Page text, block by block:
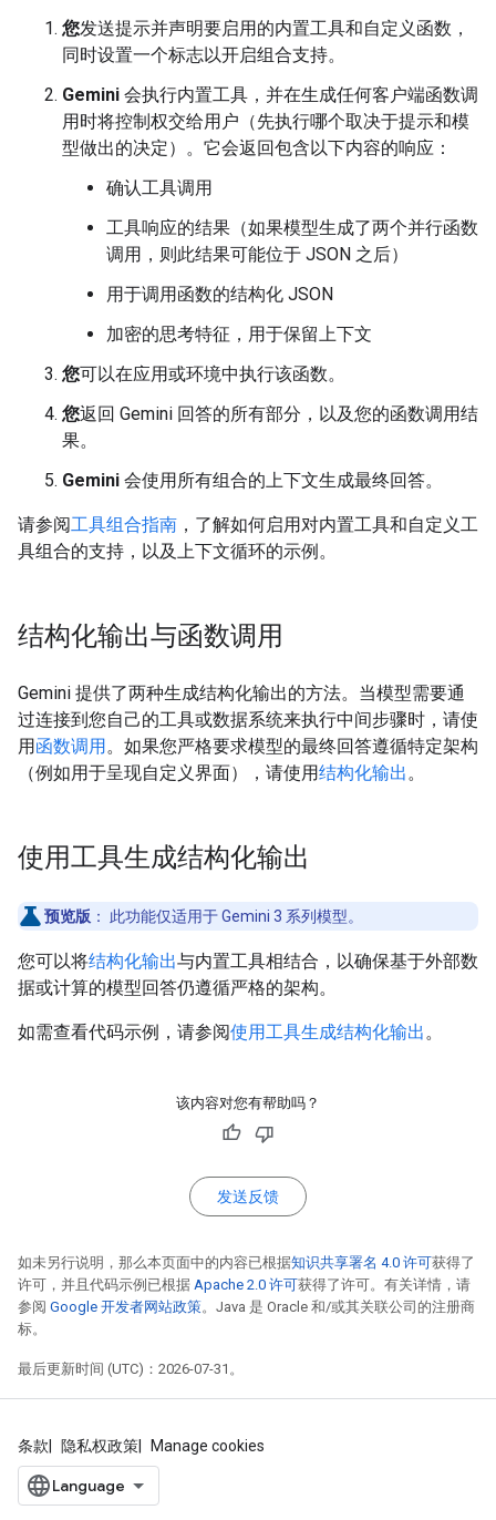
您发送提示并声明要启用的内置工具和自定义函数，
同时设置一个标志以开启组合支持。
Gemini 会执行内置工具，并在生成任何客户端函数调
用时将控制权交给用户（先执行哪个取决于提示和模
型做出的决定）。它会返回包含以下内容的响应：
确认工具调用
工具响应的结果（如果模型生成了两个并行函数
调用，则此结果可能位于 JSON 之后）
用于调用函数的结构化 JSON
加密的思考特征，用于保留上下文
您可以在应用或环境中执行该函数。
您返回 Gemini 回答的所有部分，以及您的函数调用结
果。
Gemini 会使用所有组合的上下文生成最终回答。
请参阅工具组合指南 ，了解如何启用对内置工具和自定义工
具组合的支持，以及上下文循环的示例。
结构化输出与函数调用
Gemini 提供了两种生成结构化输出的方法。当模型需要通
过连接到您自己的工具或数据系统来执行中间步骤时，请使
用函数调用。如果您严格要求模型的最终回答遵循特定架构
（例如用于呈现自定义界面），请使用结构化输出。
使用工具生成结构化输出
预览版 ： 此功能仅适用于 Gemini 3 系列模型。
您可以将结构化输出与内置工具相结合，以确保基于外部数
据或计算的模型回答仍遵循严格的架构。
如需查看代码示例，请参阅使用工具生成结构化输出。
该内容对您有帮助吗？
发送反馈
如未另行说明，那么本页面中的内容已根据知识共享署名 4.0 许可获得了
许可，并且代码示例已根据 Apache 2.0 许可获得了许可。有关详情，请
参阅 Google 开发者网站政策。Java 是 Oracle 和/或其关联公司的注册商
标。
最后更新时间 (UTC)：2026-07-31。
条款 隐私权政策 Manage cookies